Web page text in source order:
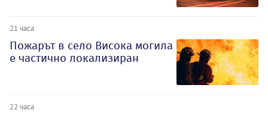
21 часа
Пожарът в село Висока могила
е частично локализиран
22 часа